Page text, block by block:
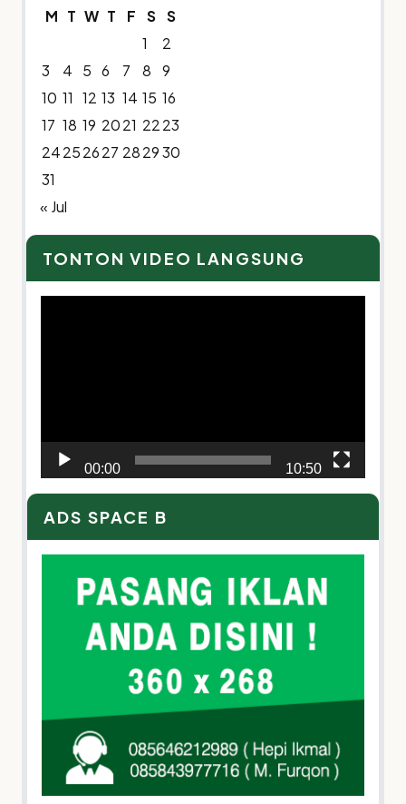
M T W T F S S
1
2
3
4 5 6 7 8
9
10 11 12 13 14 15 16
17 18 19 2021 2223
24252627 282930
31
« Jul
TONTON VIDEO LANGSUNG
00:00 10:50
ADS SPACE B